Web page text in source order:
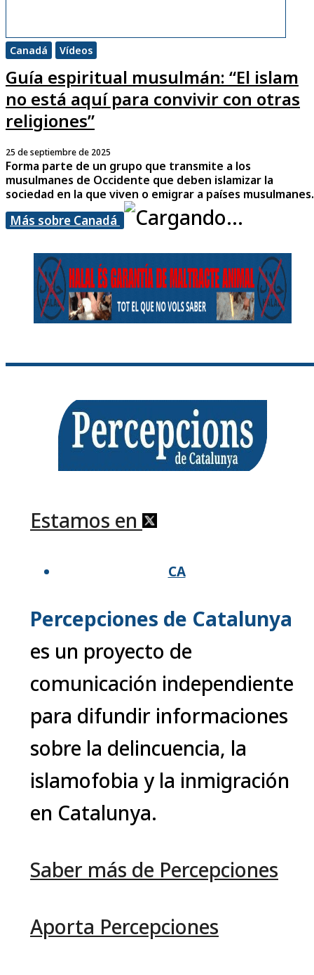
Canadá Vídeos
Guía espiritual musulmán: “El islam
no está aquí para convivir con otras
religiones”
25 de septiembre de 2025
Forma parte de un grupo que transmite a los
musulmanes de Occidente que deben islamizar la
sociedad en la que viven o emigrar a países musulmanes.
Más sobre Canadá
Estamos en
CA
Percepciones de Catalunya
es un proyecto de
comunicación independiente
para difundir informaciones
sobre la delincuencia, la
islamofobia y la inmigración
en Catalunya.
Saber más de Percepciones
Aporta Percepciones